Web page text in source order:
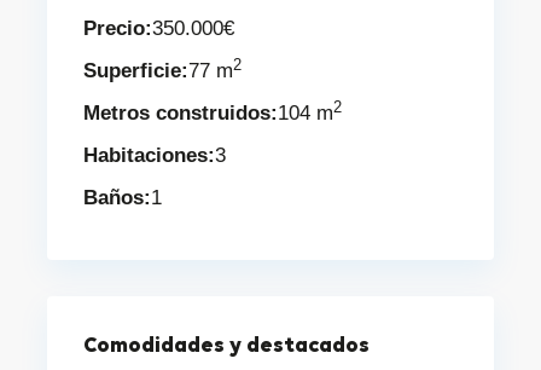
Precio:350.000€
Superficie:77 m2
Metros construidos:104 m2
Habitaciones:3
Baños:1
Comodidades y destacados